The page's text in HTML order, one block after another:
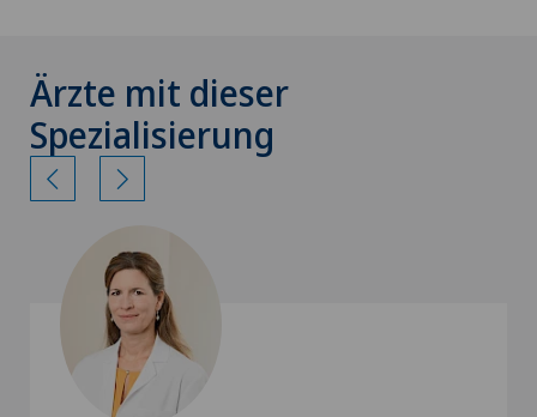
Ärzte mit dieser
Spezialisierung